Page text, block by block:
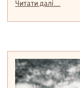
Читати далі…